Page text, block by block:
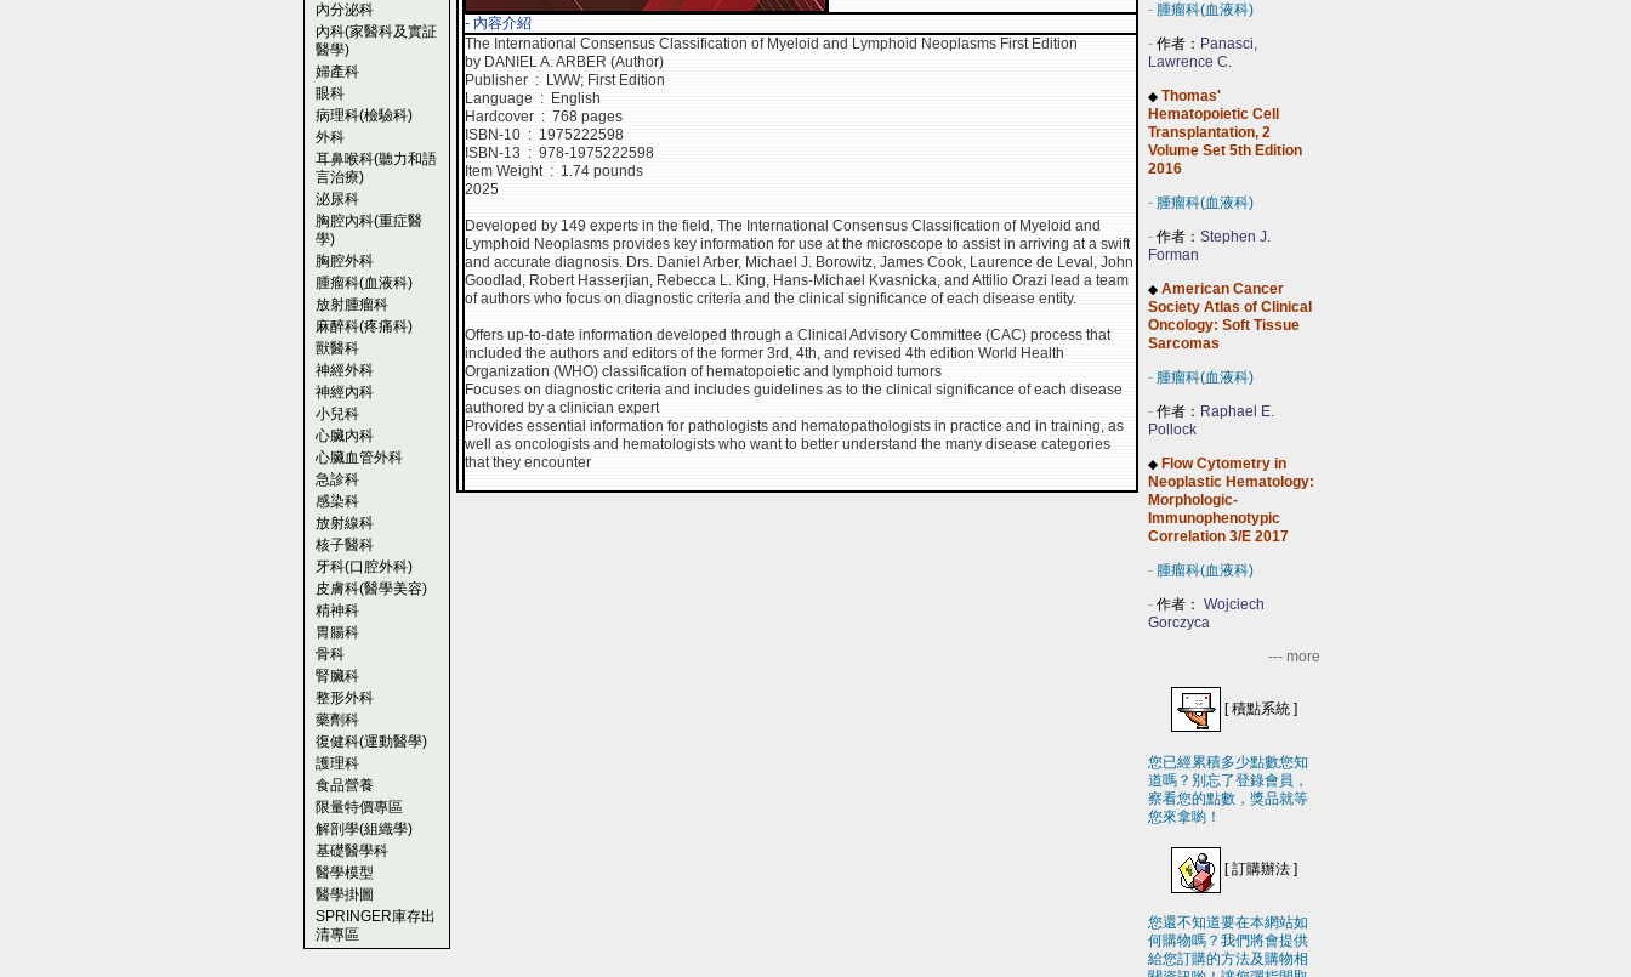
內分泌科
內科(家醫科及實証
醫學)
婦產科
眼科
病理科(檢驗科)
外科
耳鼻喉科(聽力和語
言治療)
泌尿科
胸腔內科(重症醫
學)
胸腔外科
腫瘤科(血液科)
放射腫瘤科
麻醉科(疼痛科)
獸醫科
神經外科
神經內科
小兒科
心臟內科
心臟血管外科
急診科
感染科
放射線科
核子醫科
牙科(口腔外科)
皮膚科(醫學美容)
精神科
胃腸科
骨科
腎臟科
整形外科
藥劑科
復健科(運動醫學)
護理科
食品營養
限量特價專區
解剖學(組織學)
基礎醫學科
醫學模型
醫學掛圖
SPRINGER庫存出
清專區
- 內容介紹
The International Consensus Classification of Myeloid and Lymphoid Neoplasms First Edition
by DANIEL A. ARBER (Author)
Publisher ‏ : ‎ LWW; First Edition
Language ‏ : ‎ English
Hardcover ‏ : ‎ 768 pages
ISBN-10 ‏ : ‎ 1975222598
ISBN-13 ‏ : ‎ 978-1975222598
Item Weight ‏ : ‎ 1.74 pounds
2025
Developed by 149 experts in the field, The International Consensus Classification of Myeloid and
Lymphoid Neoplasms provides key information for use at the microscope to assist in arriving at a swift
and accurate diagnosis. Drs. Daniel Arber, Michael J. Borowitz, James Cook, Laurence de Leval, John
Goodlad, Robert Hasserjian, Rebecca L. King, Hans-Michael Kvasnicka, and Attilio Orazi lead a team
of authors who focus on diagnostic criteria and the clinical significance of each disease entity.
Offers up-to-date information developed through a Clinical Advisory Committee (CAC) process that
included the authors and editors of the former 3rd, 4th, and revised 4th edition World Health
Organization (WHO) classification of hematopoietic and lymphoid tumors
Focuses on diagnostic criteria and includes guidelines as to the clinical significance of each disease
authored by a clinician expert
Provides essential information for pathologists and hematopathologists in practice and in training, as
well as oncologists and hematologists who want to better understand the many disease categories
that they encounter
- 腫瘤科(血液科)
- 作者： Panasci,
Lawrence C.
◆ Thomas'
Hematopoietic Cell
Transplantation, 2
Volume Set 5th Edition
2016
- 腫瘤科(血液科)
- 作者： Stephen J.
Forman
◆ American Cancer
Society Atlas of Clinical
Oncology: Soft Tissue
Sarcomas
- 腫瘤科(血液科)
- 作者： Raphael E.
Pollock
◆ Flow Cytometry in
Neoplastic Hematology:
Morphologic-
Immunophenotypic
Correlation 3/E 2017
- 腫瘤科(血液科)
- 作者： Wojciech
Gorczyca
--- more
[積點系統 ]
您已經累積多少點數您知
道嗎？別忘了登錄會員，
察看您的點數，獎品就等
您來拿喲！
[訂購辦法 ]
您還不知道要在本網站如
何購物嗎？我們將會提供
給您訂購的方法及購物相